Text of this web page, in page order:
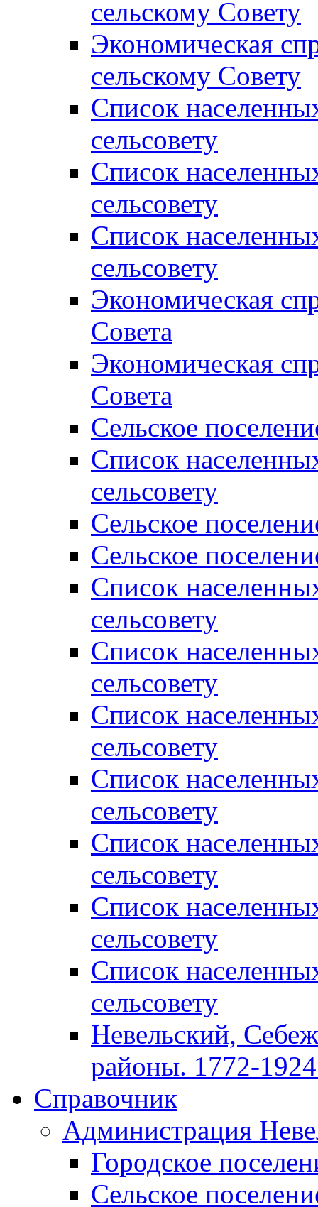
сельскому Совету
Экономическая
сельскому Совету
Список
сельсовету
Список
сельсовету
Список
сельсовету
Экономическая
Совета
Экономическая
Совета
Сельское
Список
сельсовету
Сельское
Сельское
Список
сельсовету
Список
сельсовету
Список
сельсовету
Список
сельсовету
Список
сельсовету
Список
сельсовету
Список
сельсовету
Невельский,
районы. 1772-1924
Справочник
Администрация
Городское
Сельское